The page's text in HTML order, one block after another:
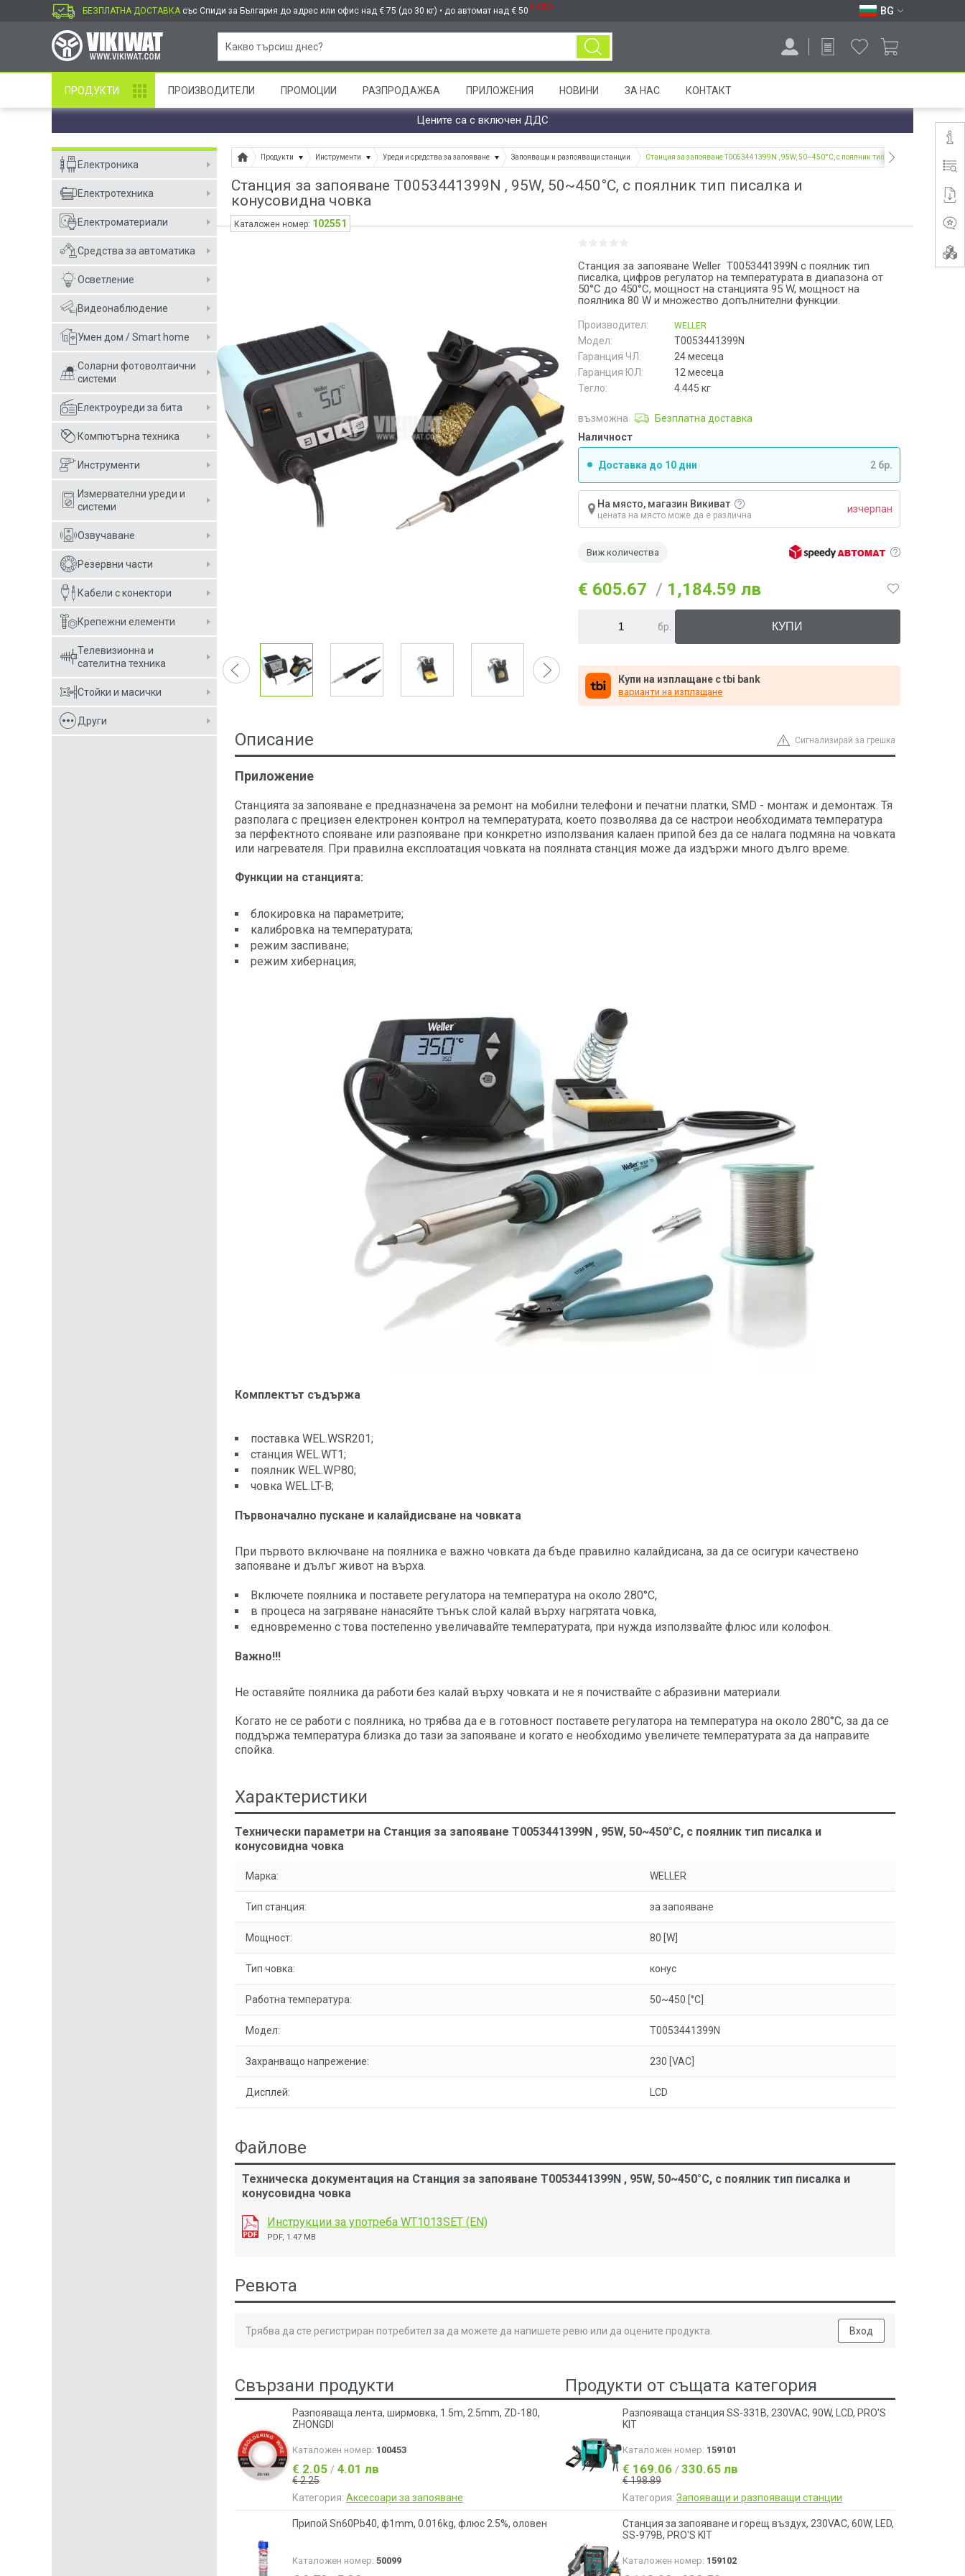
БЕЗПЛАТНА ДОСТАВКА със Спиди за България до адрес или офис над € 75 (до 30 кг) • до автомат над € 50 НОВО BG
ПРОДУКТИ ПРОИЗВОДИТЕЛИ ПРОМОЦИИ РАЗПРОДАЖБА ПРИЛОЖЕНИЯ НОВИНИ ЗА НАС КОНТАКТ
Цените са с включен ДДС
Електроника
Електротехника
Електроматериали
Средства за автоматика
Осветление
Видеонаблюдение
Умен дом / Smart home
Соларни фотоволтаични
системи
Електроуреди за бита
Компютърна техника
Инструменти
Измервателни уреди и
системи
Озвучаване
Резервни части
Кабели с конектори
Крепежни елементи
Телевизионна и
сателитна техника
Стойки и масички
Други
Продукти Инструменти Уреди и средства за запояване Запояващи и разпояващи станции Станция за запояване T0053441399N , 95W, 50~450°C, с поялник тип писалка и
Станция за запояване T0053441399N , 95W, 50~450°C, с поялник тип писалка и
конусовидна човка
Станция за запояване Weller T0053441399N с поялник тип
писалка, цифров регулатор на температурата в диапазона от
50°C до 450°C, мощност на станцията 95 W, мощност на
поялника 80 W и множество допълнителни функции.
Производител: WELLER
Модел:
T0053441399N
Гаранция ЧЛ:
24 месеца
Гаранция ЮЛ:
12 месеца
Тегло:
4.445 кг
възможна
Безплатна доставка
Наличност
Доставка до 10 дни 2 бр.
На място, магазин Викиват
цената на място може да е различна
изчерпан
Виж количества
€ 605.67 / 1,184.59 лв
бр.
Купи на изплащане с tbi bank
варианти на изплащане
Каталожен номер: 102551
Сигнализирай за грешка
Описание
Приложение
Станцията за запояване е предназначена за ремонт на мобилни телефони и печатни платки, SMD - монтаж и демонтаж. Тя
разполага с прецизен електронен контрол на температурата, което позволява да се настрои необходимата температура
за перфектното спояване или разпояване при конкретно използвания калаен припой без да се налага подмяна на човката
или нагревателя. При правилна експлоатация човката на поялната станция може да издържи много дълго време.
Функции на станцията:
блокировка на параметрите;
калибровка на температурата;
режим заспиване;
режим хибернация;
Комплектът съдържа
поставка WEL.WSR201;
станция WEL.WT1;
поялник WEL.WP80;
човка WEL.LT-B;
Първоначално пускане и калайдисване на човката
При първото включване на поялника е важно човката да бъде правилно калайдисана, за да се осигури качествено
запояване и дълъг живот на върха.
Включете поялника и поставете регулатора на температура на около 280°C,
в процеса на загряване нанасяйте тънък слой калай върху нагрятата човка,
едновременно с това постепенно увеличавайте температурата, при нужда използвайте флюс или колофон.
Важно!!!
Не оставяйте поялника да работи без калай върху човката и не я почиствайте с абразивни материали.
Когато не се работи с поялника, но трябва да е в готовност поставете регулатора на температура на около 280°C, за да се
поддържа температура близка до тази за запояване и когато е необходимо увеличете температурата за да направите
спойка.
Характеристики
Технически параметри на Станция за запояване T0053441399N , 95W, 50~450°C, с поялник тип писалка и
конусовидна човка
Марка: WELLER
Тип станция: за запояване
Мощност: 80 [W]
Тип човка: конус
Работна температура: 50~450 [°C]
Модел: T0053441399N
Захранващо напрежение: 230 [VAC]
Дисплей: LCD
Файлове
Техническа документация на Станция за запояване T0053441399N , 95W, 50~450°C, с поялник тип писалка и
конусовидна човка
Инструкции за употреба WT1013SET (EN)
PDF, 1.47 MB
Ревюта
Трябва да сте регистриран потребител за да можете да напишете ревю или да оцените продукта. Вход
Свързани продукти
Разпояваща лента, ширмовка, 1.5m, 2.5mm, ZD-180,
ZHONGDI
Каталожен номер: 100453
€ 2.05 / 4.01 лв
€ 2.25
Категория: Аксесоари за запояване
Припой Sn60Pb40, ф1mm, 0.016kg, флюс 2.5%, оловен
Каталожен номер: 50099
Продукти от същата категория
Разпояваща станция SS-331B, 230VAC, 90W, LCD, PRO'S
KIT
Каталожен номер: 159101
€ 169.06 / 330.65 лв
€ 198.89
Категория: Запояващи и разпояващи станции
Станция за запояване и горещ въздух, 230VAC, 60W, LED,
SS-979B, PRO'S KIT
Каталожен номер: 159102